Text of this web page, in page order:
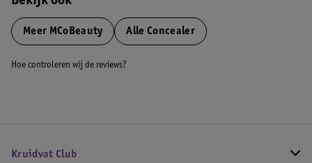
Meer MCoBeauty Alle Concealer
Hoe controleren wij de reviews?
Kruidvat Club